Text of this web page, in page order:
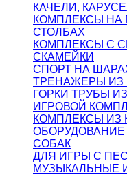
КАЧЕЛИ,
КОМПЛЕКСЫ НА
СТОЛБАХ
КОМПЛЕКСЫ С
СКАМЕЙКИ
СПОРТ НА
ТРЕНАЖЕРЫ
ГОРКИ ТРУБЫ
ИГРОВОЙ
КОМПЛЕКСЫ ИЗ
СОБАК
ДЛЯ ИГРЫ С
МУЗЫКАЛЬНЫЕ